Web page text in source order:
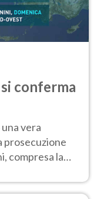
conferma
vera
prosecuzione
compresa la